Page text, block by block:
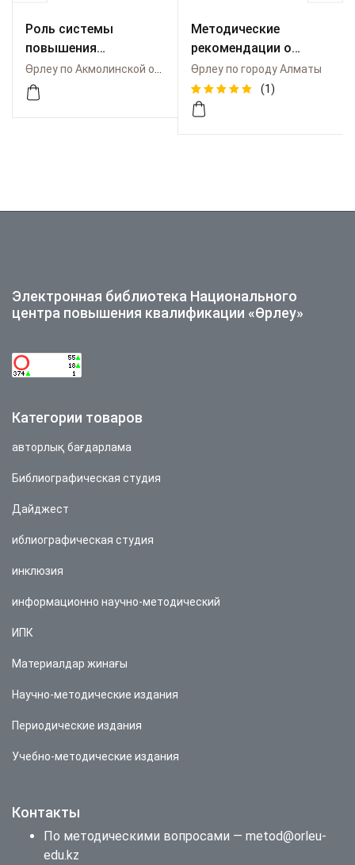
Роль системы
повышения
квалификации в
развитии
профессиональной
Методические
рекомендации о
деятельности
психологической
службы в школе
Өрлеу по городу Алматы
Рейтинг
на основе
1
(1)
Электронная библиотека Национального
центра повышения квалификации «Өрлеу»
Категории товаров
авторлық бағдарлама
Библиографическая студия
Дайджест
иблиографическая студия
инклюзия
информационно научно-методический
ИПК
Материалдар жинағы
Научно-методические издания
Периодические издания
Учебно-методические издания
Контакты
По методическими вопросами — metod@orleu-
edu.kz